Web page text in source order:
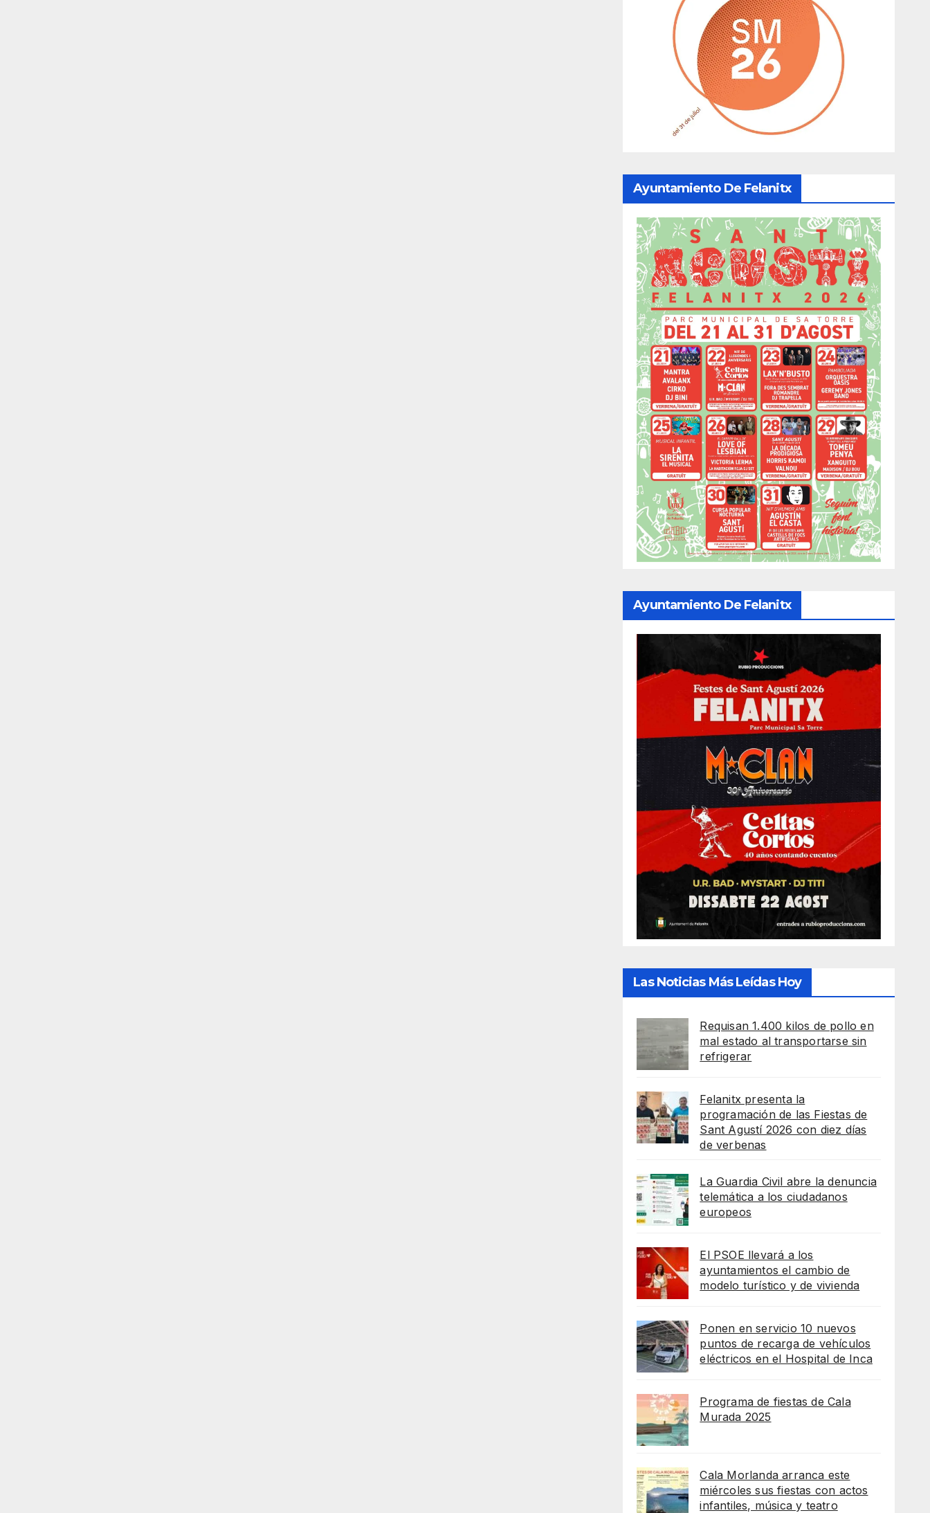
Ayuntamiento De Felanitx
Ayuntamiento De Felanitx
Las Noticias Más Leídas Hoy
Requisan 1.400 kilos de pollo en
mal estado al transportarse sin
refrigerar
Felanitx presenta la
programación de las Fiestas de
Sant Agustí 2026 con diez días
de verbenas
La Guardia Civil abre la denuncia
telemática a los ciudadanos
europeos
El PSOE llevará a los
ayuntamientos el cambio de
modelo turístico y de vivienda
Ponen en servicio 10 nuevos
puntos de recarga de vehículos
eléctricos en el Hospital de Inca
Programa de fiestas de Cala
Murada 2025
Cala Morlanda arranca este
miércoles sus fiestas con actos
infantiles, música y teatro